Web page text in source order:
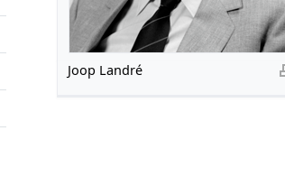
Joop Landré